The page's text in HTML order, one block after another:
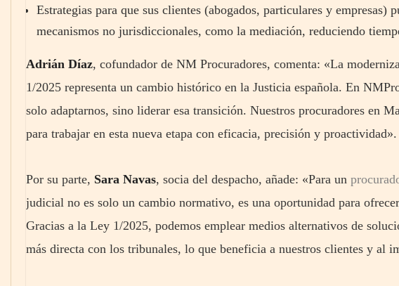
Estrategias para que sus clientes (abogados, particulares y empresas)
mecanismos no jurisdiccionales, como la mediación, reduciendo
Adrián Díaz, cofundador de NM Procuradores, comenta: «La
1/2025 representa un cambio histórico en la Justicia española. En
solo adaptarnos, sino liderar esa transición. Nuestros procuradores en
para trabajar en esta nueva etapa con eficacia, precisión y proactividad».
Por su parte, Sara Navas, socia del despacho, añade: «Para un
judicial no es solo un cambio normativo, es una oportunidad para
Gracias a la Ley 1/2025, podemos emplear medios alternativos de
más directa con los tribunales, lo que beneficia a nuestros clientes y al